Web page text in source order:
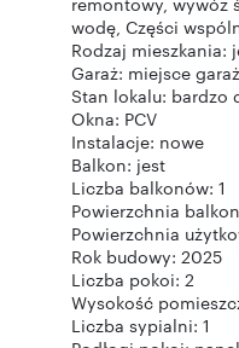
wodę, Części
Rodzaj mieszkania:
Garaż: miejsce
Stan lokalu: bardzo
Okna: PCV
Instalacje: nowe
Balkon: jest
Liczba balkonów: 1
Powierzchnia
Powierzchnia
Rok budowy: 2025
Liczba pokoi: 2
Wysokość
Liczba sypialni: 1